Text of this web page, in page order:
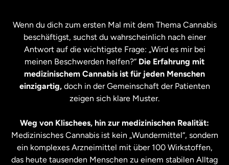
Wenn du dich zum ersten Mal mit dem Thema Cannabis
beschäftigst, suchst du wahrscheinlich nach einer
Antwort auf die wichtigste Frage: „Wird es mir bei
meinen Beschwerden helfen?“ Die Erfahrung mit
medizinischem Cannabis ist für jeden Menschen
einzigartig, doch in der Gemeinschaft der Patienten
zeigen sich klare Muster.
Weg von Klischees, hin zur medizinischen Realität:
Medizinisches Cannabis ist kein „Wundermittel“, sondern
ein komplexes Arzneimittel mit über 100 Wirkstoffen,
das heute tausenden Menschen zu einem stabilen Alltag